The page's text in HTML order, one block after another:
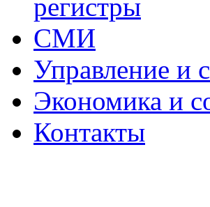
регистры
СМИ
Управление и
Экономика и
Контакты